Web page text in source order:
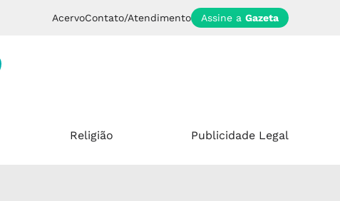
AcervoContato/Atendimento Assine a Gazeta
Religião Publicidade Legal